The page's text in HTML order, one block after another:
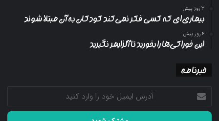
3 روز پیش
بیماری‌ای که کسی فکر نمی‌کند کودکان به آن مبتلا شوند
4 روز پیش
این خوراکی‌ها را بخورید تا آلزایمر نگیرید
خبرنامه
آدرس
ایمیل
خود